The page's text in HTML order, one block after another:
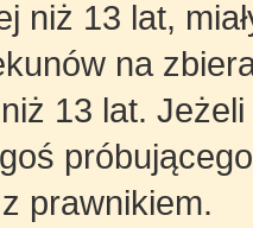
niż 13 lat,
na
13 lat.
prawnikiem.